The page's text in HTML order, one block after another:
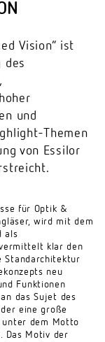
Vision“ ist
des
und
Themen
von Essilor
für Optik &
wird mit dem
als
klar den
Standarchitektur
neu
Funktionen
das Sujet des
eine große
unter dem Motto
Das Motiv der